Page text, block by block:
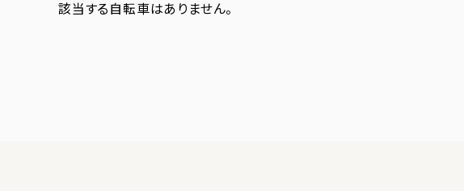
該当する自転車はありません。